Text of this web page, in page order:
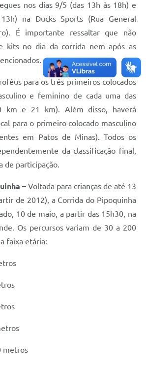
nos dias 9/5 (das 13h às 18h) e
na Ducks Sports (Rua General
É importante ressaltar que não
kits no dia da corrida nem após as
para os três primeiros colocados
e feminino de cada uma das
km e 21 km). Além disso, haverá
para o primeiro colocado masculino
em Patos de Minas). Todos os
da classificação final,
de participação.
– Voltada para crianças de até 13
de 2012), a Corrida do Pipoquinha
10 de maio, a partir das 15h30, na
Os percursos variam de 30 a 200
faixa etária:
metros